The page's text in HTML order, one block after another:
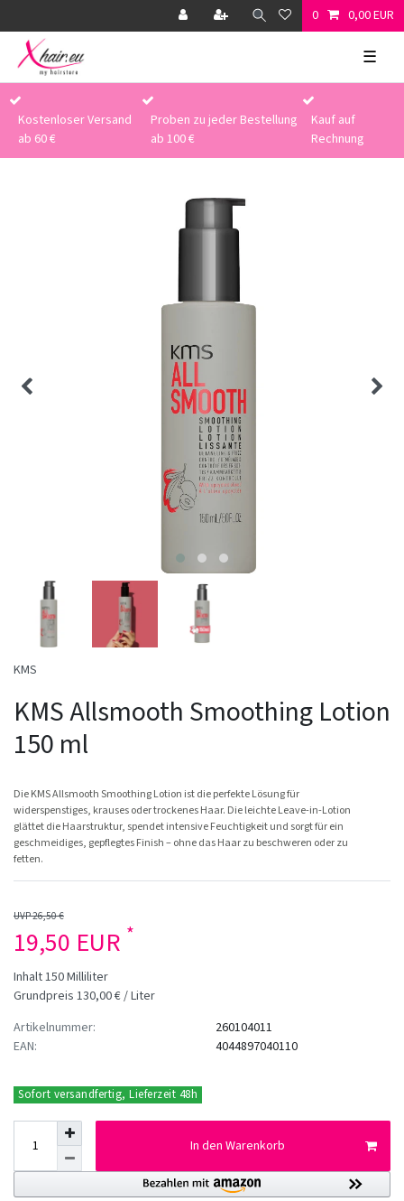
0 0,00 EUR
☰
Kostenloser Versand
ab 60 €
Proben zu jeder Bestellung
ab 100 €
Kauf auf
Rechnung
KMS
KMS Allsmooth Smoothing Lotion
150 ml
Die KMS Allsmooth Smoothing Lotion ist die perfekte Lösung für
widerspenstiges, krauses oder trockenes Haar. Die leichte Leave-in-Lotion
glättet die Haarstruktur, spendet intensive Feuchtigkeit und sorgt für ein
geschmeidiges, gepflegtes Finish – ohne das Haar zu beschweren oder zu
fetten.
UVP 26,50 €
19,50 EUR *
Inhalt150Milliliter
Grundpreis 130,00 € / Liter
Artikelnummer:
EAN:
260104011
4044897040110
Sofort versandfertig, Lieferzeit 48h
In den Warenkorb